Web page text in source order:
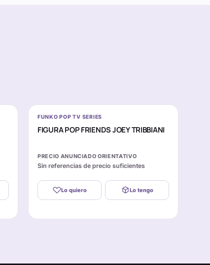
FUNKO POP TV SERIES
FIGURA POP FRIENDS JOEY TRIBBIANI
PRECIO ANUNCIADO ORIENTATIVO
Sin referencias de precio suficientes
Lo quiero Lo tengo